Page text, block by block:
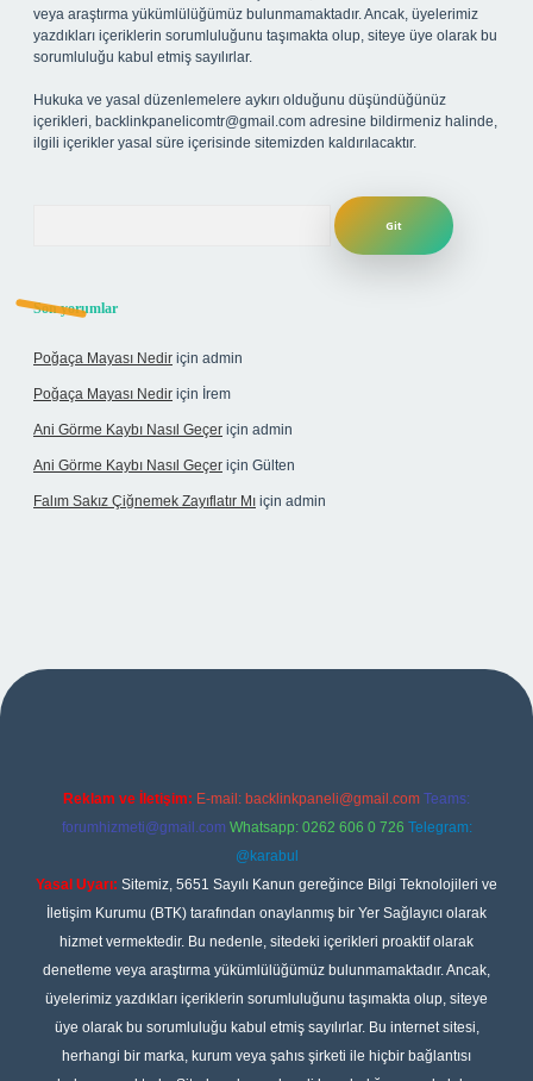
veya araştırma yükümlülüğümüz bulunmamaktadır. Ancak, üyelerimiz
yazdıkları içeriklerin sorumluluğunu taşımakta olup, siteye üye olarak bu
sorumluluğu kabul etmiş sayılırlar.
Hukuka ve yasal düzenlemelere aykırı olduğunu düşündüğünüz
içerikleri, backlinkpanelicomtr@gmail.com adresine bildirmeniz halinde,
ilgili içerikler yasal süre içerisinde sitemizden kaldırılacaktır.
Son yorumlar
Poğaça Mayası Nedir için admin
Poğaça Mayası Nedir için İrem
Ani Görme Kaybı Nasıl Geçer için admin
Ani Görme Kaybı Nasıl Geçer için Gülten
Falım Sakız Çiğnemek Zayıflatır Mı için admin
Reklam ve İletişim: E-mail: backlinkpaneli@gmail.com Teams:
forumhizmeti@gmail.com Whatsapp: 0262 606 0 726 Telegram:
@karabul
Yasal Uyarı: Sitemiz, 5651 Sayılı Kanun gereğince Bilgi Teknolojileri ve
İletişim Kurumu (BTK) tarafından onaylanmış bir Yer Sağlayıcı olarak
hizmet vermektedir. Bu nedenle, sitedeki içerikleri proaktif olarak
denetleme veya araştırma yükümlülüğümüz bulunmamaktadır. Ancak,
üyelerimiz yazdıkları içeriklerin sorumluluğunu taşımakta olup, siteye
üye olarak bu sorumluluğu kabul etmiş sayılırlar. Bu internet sitesi,
herhangi bir marka, kurum veya şahıs şirketi ile hiçbir bağlantısı